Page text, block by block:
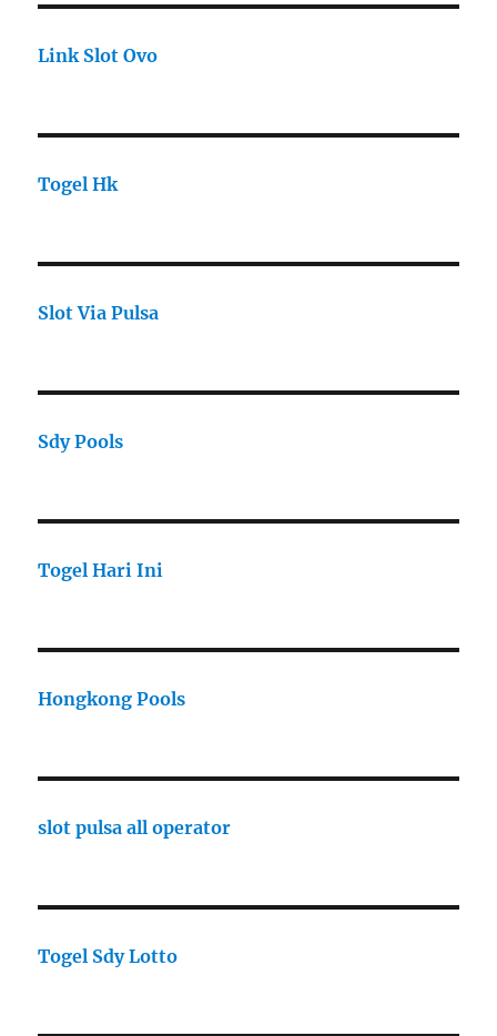
Link Slot Ovo
Togel Hk
Slot Via Pulsa
Sdy Pools
Togel Hari Ini
Hongkong Pools
slot pulsa all operator
Togel Sdy Lotto